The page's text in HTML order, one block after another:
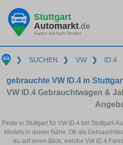
Stuttgart
Automarkt.de
Autos einfach finden
❯ SUCHEN ❯ VW ❯ ID.4
gebrauchte VW ID.4 in
VW ID.4 Gebrauchtwagen &
Finde in Stuttgart für VW ID.4 bei Stuttgart-
Models in deiner Nähe. Ob als
du auf einen Blick, welche VW ID.4